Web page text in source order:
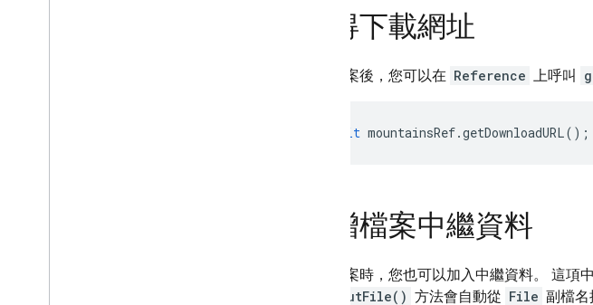
取得下載網址
上傳檔案後，您可以在 Reference 上呼叫
await mountainsRef.getDownloadURL();
新增檔案中繼資料
上傳檔案時，您也可以加入中繼資料。 這
putFile() 方法會自動從 File 副檔名